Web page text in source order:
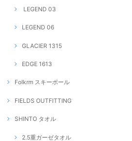
LEGEND 03
LEGEND 06
GLACIER 1315
EDGE 1613
Folkrm スキーポール
FIELDS OUTFITTING
SHINTO タオル
2.5重ガーゼタオル